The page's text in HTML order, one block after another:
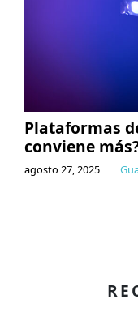
Plataformas
conviene
agosto 27, 2025 |